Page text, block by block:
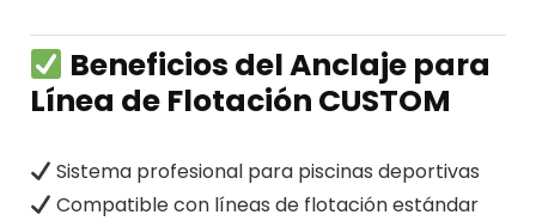
Beneficios del Anclaje para
Línea de Flotación CUSTOM
Sistema profesional para piscinas deportivas
Compatible con líneas de flotación estándar